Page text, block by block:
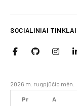
SOCIALINIAI TINKLAI
2026 m. rugpjūčio mėn.
Pr A